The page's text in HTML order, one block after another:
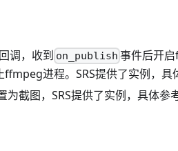
调，收到 on_publish 事件后开
ffmpeg进程。SRS提供了实例，具
截图，SRS提供了实例，具体参